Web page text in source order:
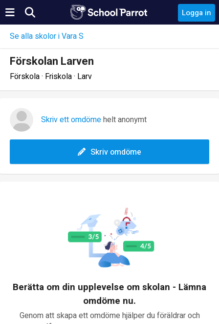
Logga in
Se alla skolor i Vara S
Förskolan Larven
Förskola · Friskola · Larv
Skriv ett omdömehelt anonymt
Skriv omdöme
Berätta om din upplevelse om skolan - Lämna
omdöme nu.
Genom att skapa ett omdöme hjälper du föräldrar och